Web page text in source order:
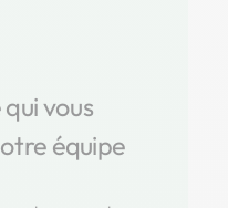
vous
équipe